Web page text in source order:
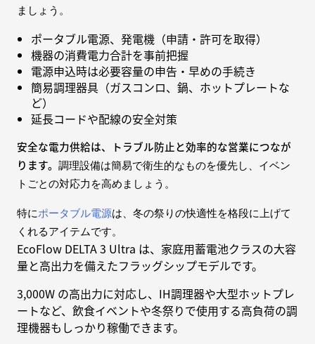
ましょう。
ポータブル電源、発電機（申請・許可を取得）
機器の消費電力合計を事前把握
電源申込時は必要容量の申告・早めの手続き
簡易調理器具（ガスコンロ、鍋、ホットプレートな
ど）
延長コードや配線の安全対策
安全な電力供給は、トラブル防止と効率的な営業につなが
ります。
調理設備は簡易で衛生的なものを優先し、イベン
トごとの対応力を高めましょう。
特にポータブル電源は、冬の祭りの快適性を格段に上げて
くれるアイテムです。
EcoFlow DELTA 3 Ultra は、家庭用蓄電池クラスの大容
量と高出力を備えたフラッグシップモデルです。
3,000W の高出力に対応し、IH調理器や大型ホットプレ
ートなど、飲食イベントや冬祭りで使用する高負荷の調
理機器もしっかり稼働できます。